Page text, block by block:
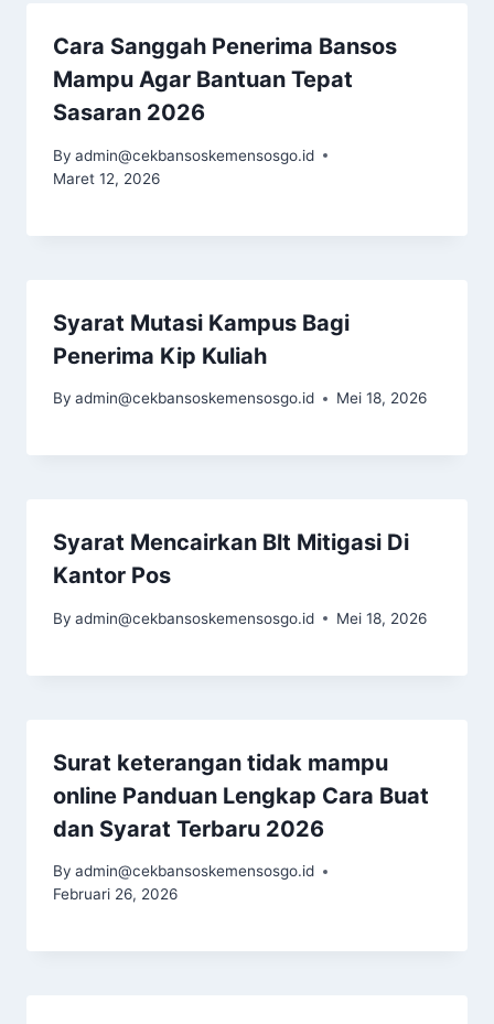
Cara Sanggah Penerima Bansos
Mampu Agar Bantuan Tepat
Sasaran 2026
By admin@cekbansoskemensosgo.id
Maret 12, 2026
Syarat Mutasi Kampus Bagi
Penerima Kip Kuliah
By admin@cekbansoskemensosgo.id Mei 18, 2026
Syarat Mencairkan Blt Mitigasi Di
Kantor Pos
By admin@cekbansoskemensosgo.id Mei 18, 2026
Surat keterangan tidak mampu
online Panduan Lengkap Cara Buat
dan Syarat Terbaru 2026
By admin@cekbansoskemensosgo.id
Februari 26, 2026